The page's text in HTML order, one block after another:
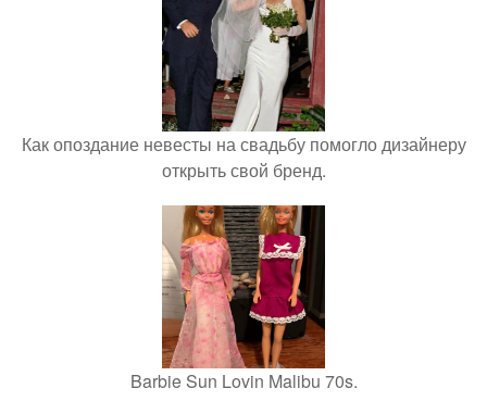
Как опоздание невесты на свадьбу помогло дизайнеру
открыть свой бренд.
Barbie Sun Lovin Malibu 70s.